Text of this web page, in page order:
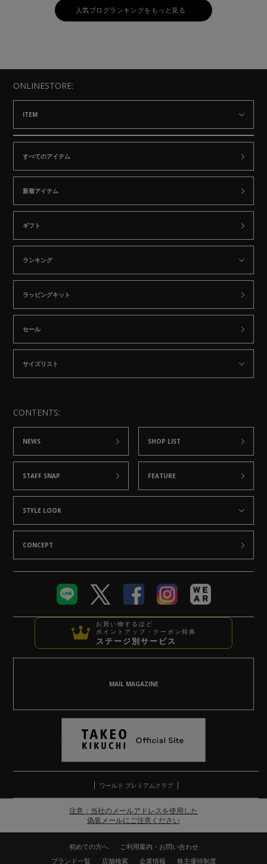
人気ブログランキングをもっと見る
ONLINESTORE:
ITEM
すべてのアイテム
新着アイテム
ギフト
ランキング
ラッピングキット
セール
サイズリスト
CONTENTS:
NEWS
STAFF SNAP
SHOP LIST
FEATURE
STYLE LOOK
CONCEPT
お買い物するほど
ポイントアップ・クーポン特典
ステージ別サービス
MAIL MAGAZINE
ワールド プレミアムクラブ
注意：当社のメールアドレスを使用した
偽装メールにご注意ください
初めての方へ
ご利用案内・お問い合わせ
ブランド一覧
店舗検索 企業情報 株主優待制度